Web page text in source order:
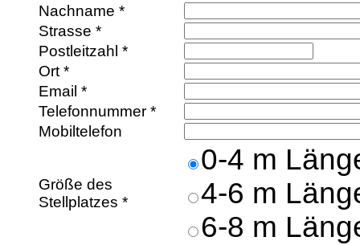
Nachname *
Strasse *
Postleitzahl *
Ort *
Email *
Telefonnummer *
Mobiltelefon
Größe des
Stellplatzes *
0-4 m
4-6 m
6-8 m